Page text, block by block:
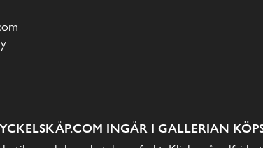
INGÅR I GALLERIAN